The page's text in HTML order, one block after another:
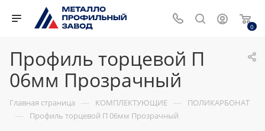
0
Профиль торцевой П
06мм Прозрачный
Главная страница — КОМПЛЕКТУЮЩИЕ — ПОЛИКАРБОНАТ
— Профиль торцевой П 06мм Прозрачный